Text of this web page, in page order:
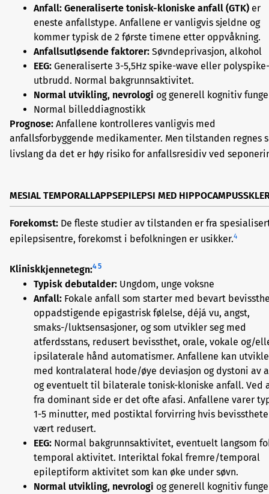
Anfall: Generaliserte tonisk-kloniske anfall (GTK) er
eneste anfallstype. Anfallene er vanligvis sjeldne og
kommer typisk de 2 første timene etter oppvåkning.
Anfallsutløsende faktorer: Søvndeprivasjon, alkohol
EEG: Generaliserte 3-5,5Hz spike-wave eller
utbrudd. Normal bakgrunnsaktivitet.
Normal utvikling, nevrologi og generell kognitiv
Normal billeddiagnostikk
Prognose: Anfallene kontrolleres vanligvis med
anfallsforbyggende medikamenter. Men tilstanden regnes
livslang da det er høy risiko for anfallsresidiv ved
MESIAL TEMPORALLAPPSEPILEPSI MED
Forekomst: De fleste studier av tilstanden er fra
epilepsisentre, forekomst i befolkningen er usikker.4
Kliniskkjennetegn:45
Typisk debutalder: Ungdom, unge voksne
Anfall: Fokale anfall som starter med bevart
oppadstigende epigastrisk følelse, déjá vu, angst,
smaks-/luktsensasjoner, og som utvikler seg med
atferdsstans, redusert bevissthet, orale, vokale og/
ipsilaterale hånd automatismer. Anfallene kan
med kontralateral hode/øye deviasjon og dystoni av
og eventuelt til bilaterale tonisk-kloniske anfall. Ved
fra dominant side er det ofte afasi. Anfallene varer
1-5 minutter, med postiktal forvirring hvis
vært redusert.
EEG: Normal bakgrunnsaktivitet, eventuelt langsom
temporal aktivitet. Interiktal fokal fremre/temporal
epileptiform aktivitet som kan øke under søvn.
Normal utvikling, nevrologi og generell kognitiv